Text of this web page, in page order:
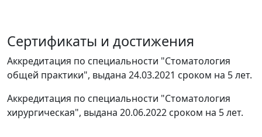
Сертификаты и достижения
Аккредитация по специальности "Стоматология
общей практики", выдана 24.03.2021 сроком на 5 лет.
Аккредитация по специальности "Стоматология
хирургическая", выдана 20.06.2022 сроком на 5 лет.